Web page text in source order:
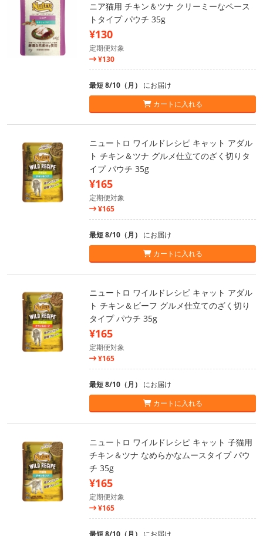
ニア猫用 チキン＆ツナ クリーミーなペース
トタイプ パウチ 35g
¥130
定期便対象
¥130
最短 8/10（月） にお届け
カートに入れる
ニュートロ ワイルドレシピ キャット アダル
ト チキン＆ツナ グルメ仕立てのざく切りタ
イプ パウチ 35g
¥165
定期便対象
¥165
最短 8/10（月） にお届け
カートに入れる
ニュートロ ワイルドレシピ キャット アダル
ト チキン＆ビーフ グルメ仕立てのざく切り
タイプ パウチ 35g
¥165
定期便対象
¥165
最短 8/10（月） にお届け
カートに入れる
ニュートロ ワイルドレシピ キャット 子猫用
チキン＆ツナ なめらかなムースタイプ パウ
チ 35g
¥165
定期便対象
¥165